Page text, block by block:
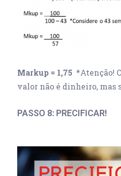
Markup = 1,75 *Atenção!
valor não é dinheiro, mas
PASSO 8: PRECIFICAR!